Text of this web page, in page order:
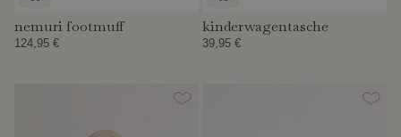
nemuri footmuff
124,95 €
kinderwagentasche
39,95 €